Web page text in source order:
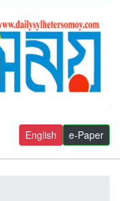
e-Paper
English